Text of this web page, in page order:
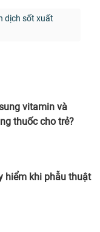
dịch sốt xuất
vitamin và
thuốc cho trẻ?
hiểm khi phẫu thuật